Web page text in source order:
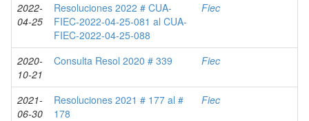
2022-
04-25
Resoluciones 2022 # CUA-
FIEC-2022-04-25-081 al CUA-
FIEC-2022-04-25-088
Fiec
2020-
10-21
Consulta Resol 2020 # 339 Fiec
2021-
06-30
Resoluciones 2021 # 177 al #
178
Fiec